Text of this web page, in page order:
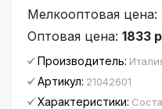
Мелкооптовая цена:
Оптовая цена: 1833
Производитель:
Артикул: 21042601
Характеристики: